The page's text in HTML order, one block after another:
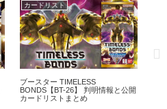
カードリスト
ブースター TIMELESS
BONDS【BT-26】 判明情報と公開
カードリストまとめ